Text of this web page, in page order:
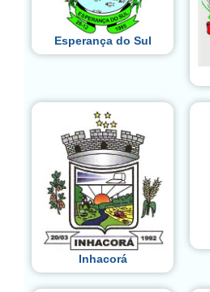
Esperança do Sul
Inhacorá